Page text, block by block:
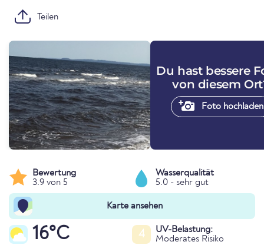
Teilen
Du hast bessere
von diesem
Foto hochladen
Bewertung
3.9 von 5
Wasserqualität
5.0 - sehr gut
Karte ansehen
16°C 4
UV-Belastung:
Moderates Risiko